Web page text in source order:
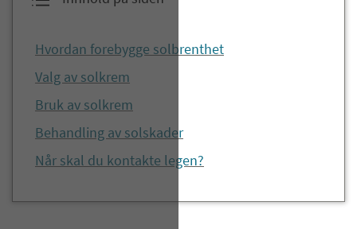
Hvordan forebygge solbrenthet
Valg av solkrem
Bruk av solkrem
Behandling av solskader
Når skal du kontakte legen?